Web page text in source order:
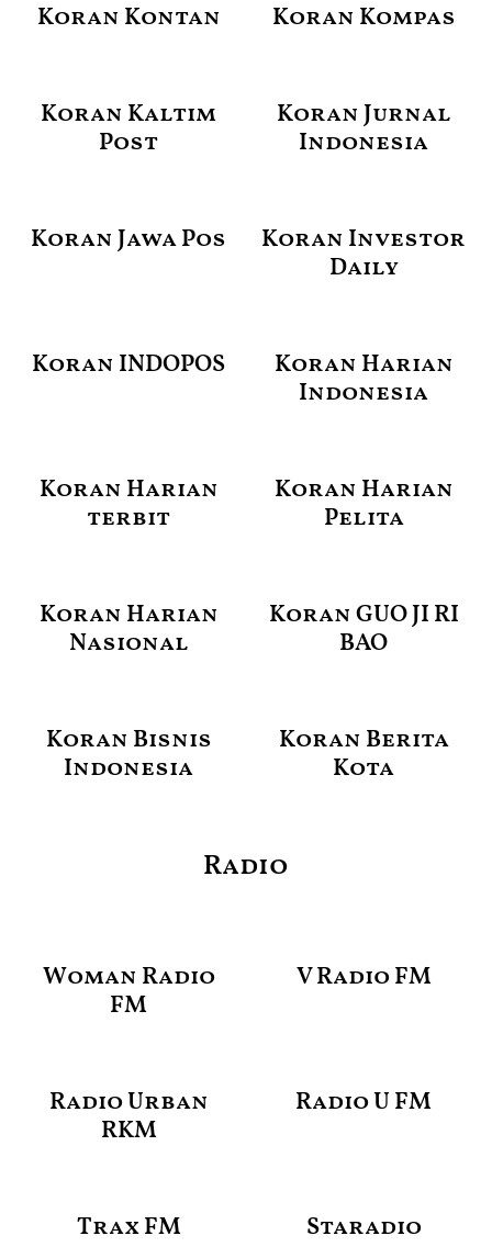
Koran Kontan Koran Kompas
Koran Kaltim
Post
Koran Jurnal
Indonesia
Koran Jawa Pos
Koran Investor
Daily
Koran INDOPOS
Koran Harian
Indonesia
Koran Harian
terbit
Koran Harian
Pelita
Koran Harian
Nasional
Koran GUO JI RI
BAO
Koran Bisnis
Indonesia
Koran Berita
Kota
Radio
Woman Radio
FM
V Radio FM
Radio Urban
RKM
Radio U FM
Trax FM Staradio